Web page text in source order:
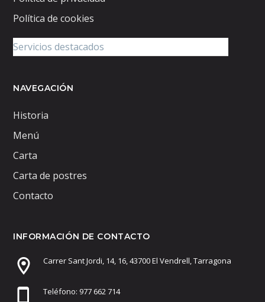
Política de cookies
NAVEGACIÓN
Historia
Menú
Carta
Carta de postres
Contacto
INFORMACIÓN DE CONTACTO
Carrer Sant Jordi, 14, 16, 43700 El Vendrell, Tarragona
Teléfono: 977 662 714